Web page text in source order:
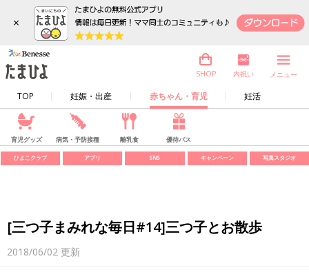
×
TOP 妊娠・出産 赤ちゃん・育児 妊活
SHOP 内祝い メニュー
育児グッズ 病気・予防接種 離乳食 優待パス
ひよこクラブ アプリ SNS キャンペーン 写真スタジオ
[三つ子まみれな毎日#14]三つ子とお散歩
2018/06/02 更新